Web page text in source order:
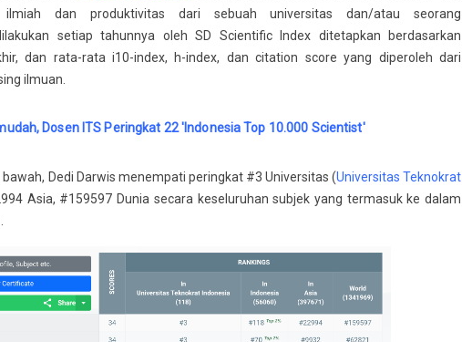
ilmiah dan produktivitas dari sebuah universitas dan/atau seorang
setiap tahunnya oleh SD Scientific Index ditetapkan berdasarkan
dan rata-rata i10-index, h-index, dan citation score yang diperoleh dari
ilmuan.
Dosen ITS Peringkat 22 'Indonesia Top 10.000 Scientist'
Dedi Darwis menempati peringkat #3 Universitas (Universitas Teknokrat
Asia, #159597 Dunia secara keseluruhan subjek yang termasuk ke dalam